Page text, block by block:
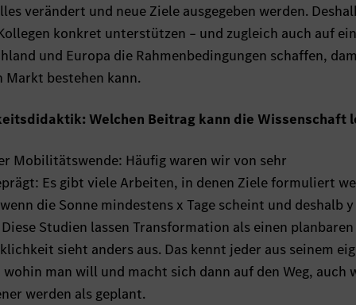
verändert und neue Ziele ausgegeben werden.
konkret unterstützen – und zugleich auch auf
und Europa die Rahmenbedingungen schaffen,
Markt bestehen kann.
Welchen Beitrag kann die Wissenschaft
Mobilitätswende: Häufig waren wir von sehr
Es gibt viele Arbeiten, in denen Ziele formuliert
die Sonne mindestens x Tage scheint und deshalb y
Studien lassen Transformation als einen planbaren
sieht anders aus. Das kennt jeder aus seinem
man will und macht sich dann auf den Weg, auch
werden als geplant.